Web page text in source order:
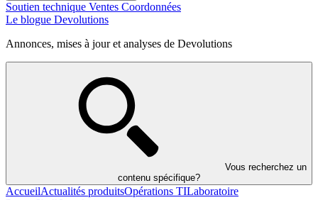
Soutien technique Ventes Coordonnées
Le blogue Devolutions
Annonces, mises à jour et analyses de Devolutions
Vous recherchez un
contenu spécifique?
AccueilActualités produitsOpérations TILaboratoire